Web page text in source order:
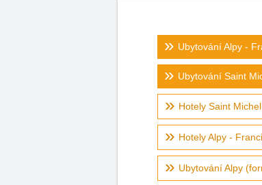
Ubytování Alpy -
Ubytování Saint
Hotely Saint
Hotely Alpy -
Ubytování Alpy